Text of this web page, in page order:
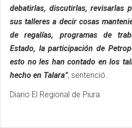
debatirlas, discutirlas, revisarlas
sus talleres a decir cosas
de regalías, programas de
Estado, la participación de
esto no les han contado en los
hecho en Talara”, sentenció.
Diario El Regional de Piura